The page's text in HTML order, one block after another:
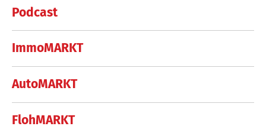
Podcast
ImmoMARKT
AutoMARKT
FlohMARKT